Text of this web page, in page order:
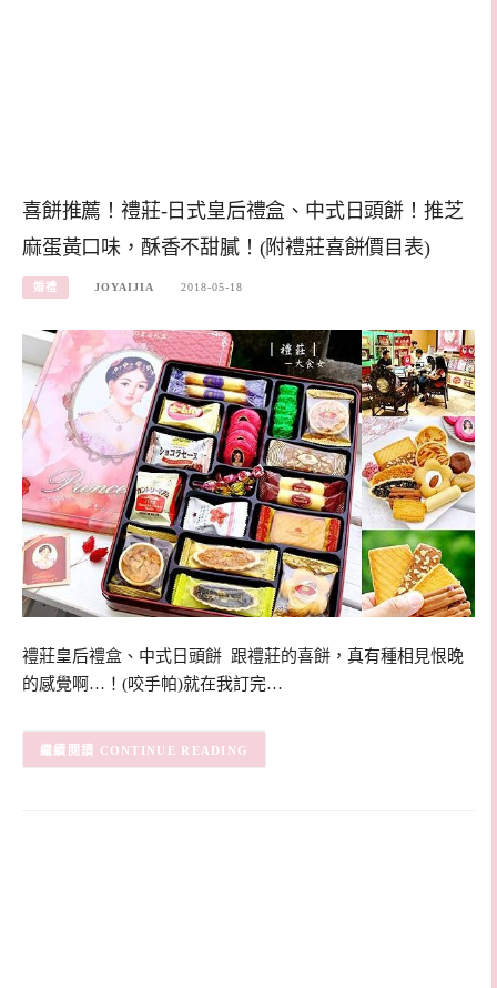
喜餅推薦！禮莊-日式皇后禮盒、中式日頭餅！推芝
麻蛋黃口味，酥香不甜膩！(附禮莊喜餅價目表)
婚禮 JOYAIJIA 2018-05-18
禮莊皇后禮盒、中式日頭餅 跟禮莊的喜餅，真有種相見恨晚
的感覺啊…！(咬手帕)就在我訂完…
CONTINUE READING